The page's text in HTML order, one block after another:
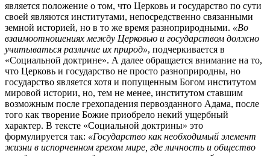
является положение о том, что Церковь и государство по сути
своей являются институтами, непосредственно связанными
земной историей, но в то же время разноприродными. «Во
взаимоотношениях между Церковью и государством должно
учитываться различие их природ», подчеркивается в
«Социальной доктрине». А далее обращается внимание на то,
что Церковь и государство не просто разноприродны, но
государство является хотя и попущенным Богом институтом
мировой истории, но, тем не менее, институтом ставшим
возможным после грехопадения первозданного Адама, после
того как творение Божие приобрело некий ущербный
характер. В тексте «Социальной доктрины» это
формулируется так: «Государство как необходимый элемент
жизни в испорченном грехом мире, где личность и общество